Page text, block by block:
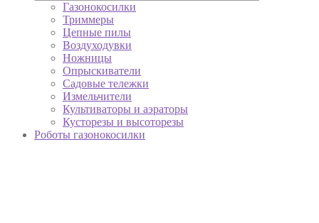
Газонокосилки
Триммеры
Цепные пилы
Воздуходувки
Ножницы
Опрыскиватели
Садовые тележки
Измельчители
Культиваторы и аэраторы
Кусторезы и высоторезы
Роботы газонокосилки